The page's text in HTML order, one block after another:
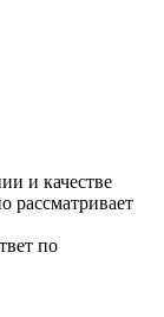
и качестве
рассматривает
по